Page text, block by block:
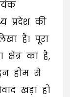
प्रदेश की
है। पूरा
का है,
होम से
खड़ा हो